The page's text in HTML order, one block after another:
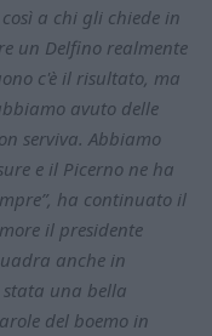
a chi gli chiede in
un Delfino realmente
c'è il risultato, ma
avuto delle
serviva. Abbiamo
e il Picerno ne ha
ha continuato il
il presidente
anche in
stata una bella
del boemo in